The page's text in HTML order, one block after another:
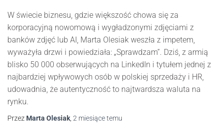
W świecie biznesu, gdzie większość chowa się za
korporacyjną nowomową i wygładzonymi zdjęciami z
banków zdjęć lub AI, Marta Olesiak weszła z impetem,
wyważyła drzwi i powiedziała: „Sprawdzam”. Dziś, z armią
blisko 50 000 obserwujących na LinkedIn i tytułem jednej z
najbardziej wpływowych osób w polskiej sprzedaży i HR,
udowadnia, że autentyczność to najtwardsza waluta na
rynku.
Przez Marta Olesiak 2 miesiącetemu